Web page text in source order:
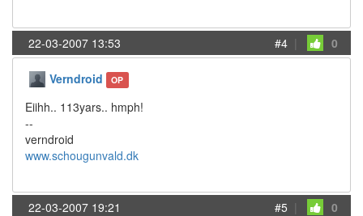
22-03-2007 13:53 #4 | 0
Verndroid OP
Eiihh.. 113yars.. hmph!
--
verndroid
www.schougunvald.dk
22-03-2007 19:21 #5 | 0